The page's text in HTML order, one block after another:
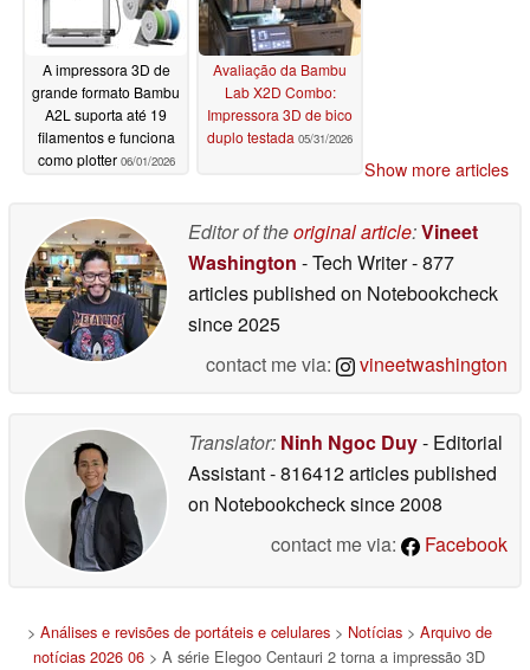
A impressora 3D de
grande formato Bambu
A2L suporta até 19
filamentos e funciona
como plotter 06/01/2026
Avaliação da Bambu
Lab X2D Combo:
Impressora 3D de bico
duplo testada 05/31/2026
Show more articles
Editor of theoriginal article:Vineet
Washington - Tech Writer- 877
articles published on Notebookcheck
since 2025
contact me via:
vineetwashington
Translator: Ninh Ngoc Duy- Editorial
Assistant- 816412 articles published
on Notebookchecksince 2008
contact me via:
Facebook
> Análises e revisões de portáteis e celulares> Notícias> Arquivo de
notícias 2026 06 > A série Elegoo Centauri 2 torna a impressão 3D